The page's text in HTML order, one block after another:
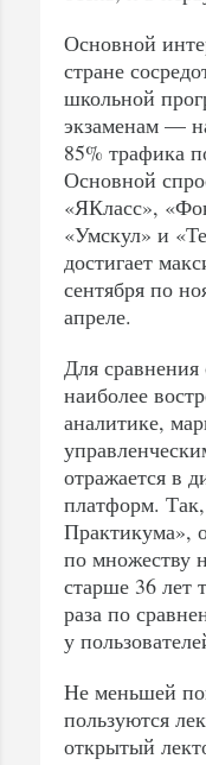
Основной
стране
школьной
экзаменам —
85% трафика
Основной
«ЯКласс»,
«Умскул» и
достигает
сентября по
апреле.
Для
наиболее
аналитике,
отражается в
платформ.
Практикума»,
по множеству
старше 36 лет
раза по
у
Не меньшей
пользуются
открытый